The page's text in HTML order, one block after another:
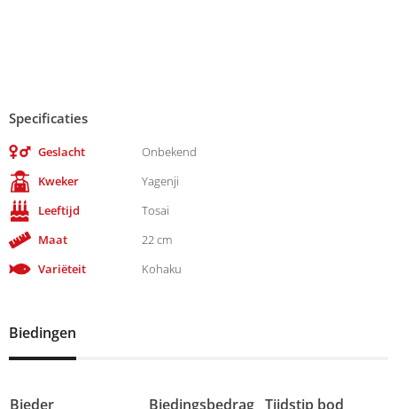
Specificaties
Geslacht
Onbekend
Kweker
Yagenji
Leeftijd
Tosai
Maat
22 cm
Variëteit
Kohaku
Biedingen
Bieder Biedingsbedrag Tijdstip bod